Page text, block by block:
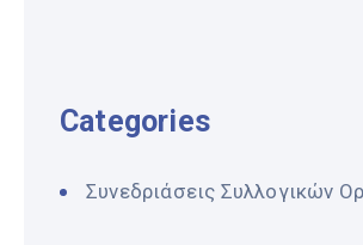
Categories
Συνεδριάσεις Συλλογικών